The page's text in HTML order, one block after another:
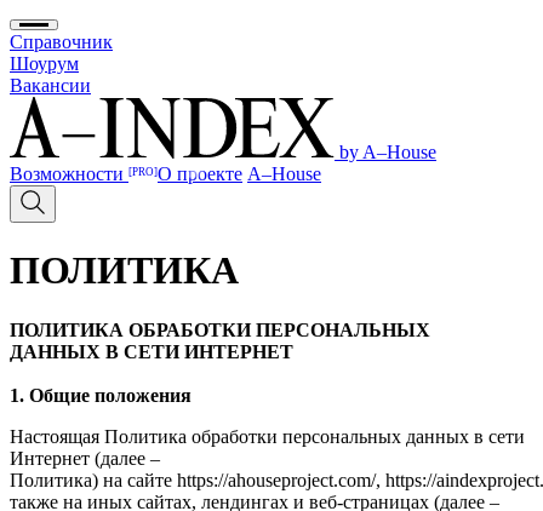
Справочник
Шоурум
Вакансии
by A–House
Возможности [PRO]О проекте A–House
ПОЛИТИКА
ПОЛИТИКА ОБРАБОТКИ ПЕРСОНАЛЬНЫХ
ДАННЫХ В СЕТИ ИНТЕРНЕТ
1. Общие положения
Настоящая Политика обработки персональных данных в сети
Интернет (далее –
Политика) на сайте https://ahouseproject.com/, https://
также на иных сайтах, лендингах и веб-страницах (далее –